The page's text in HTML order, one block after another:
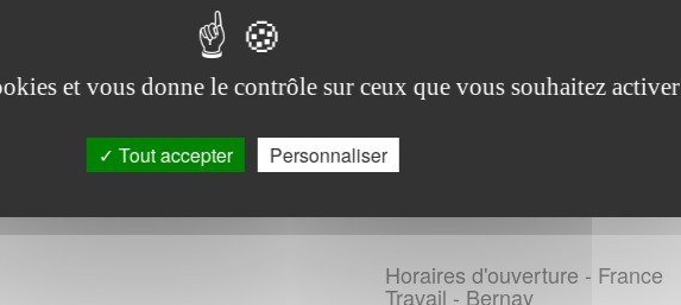
Lundi au Vendredi de 08:30 - 12:30
Horaires d'ouverture - France
Travail - Bernay
et vous donne le contrôle sur ceux que vous souhaitez activer
Tout accepter Personnaliser